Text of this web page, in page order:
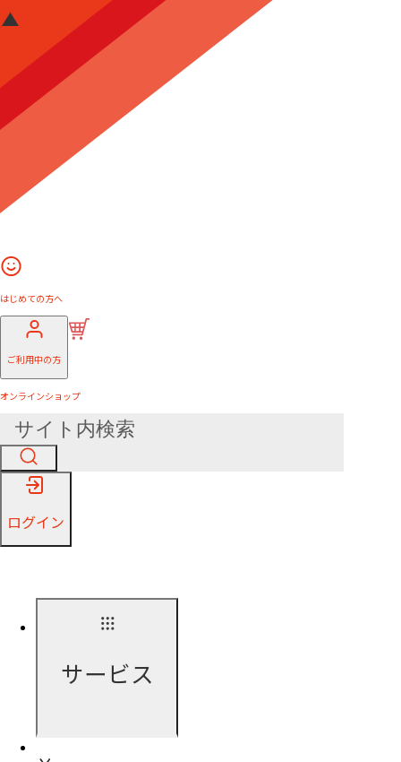
はじめての方へ
ご利用中の方
オンラインショップ
ログイン
サービス